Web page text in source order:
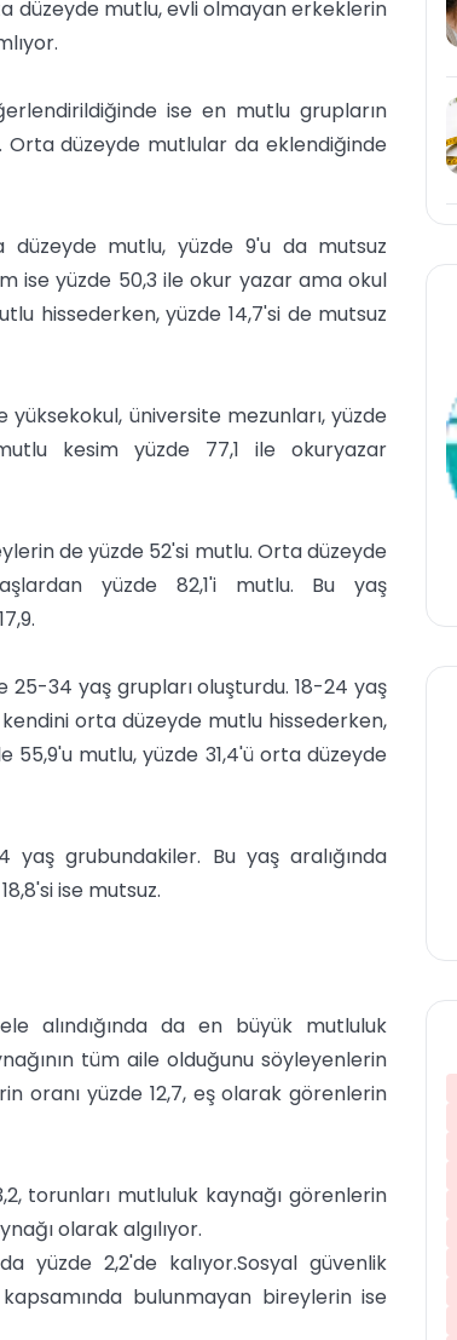
düzeyde mutlu, evli olmayan erkeklerin
ise en mutlu grupların
Orta düzeyde mutlular da eklendiğinde
düzeyde mutlu, yüzde 9'u da mutsuz
ise yüzde 50,3 ile okur yazar ama okul
hissederken, yüzde 14,7'si de mutsuz
üniversite mezunları, yüzde
kesim yüzde 77,1 ile okuryazar
de yüzde 52'si mutlu. Orta düzeyde
yüzde 82,1'i mutlu. Bu yaş
34 yaş grupları oluşturdu. 18-24 yaş
orta düzeyde mutlu hissederken,
55,9'u mutlu, yüzde 31,4'ü orta düzeyde
grubundakiler. Bu yaş aralığında
ise mutsuz.
alındığında da en büyük mutluluk
tüm aile olduğunu söyleyenlerin
oranı yüzde 12,7, eş olarak görenlerin
torunları mutluluk kaynağı görenlerin
olarak algılıyor.
yüzde 2,2'de kalıyor.Sosyal güvenlik
bulunmayan bireylerin ise